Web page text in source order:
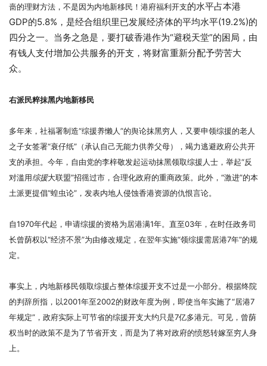
啬的理财方法，不是因为内地新移民！港府福利开支的水平占本港
GDP的5.8%，是经合组织里已发展经济体的平均水平(19.2%)的
四分之一。当务之急是，要打破香港作为“避税天堂”的困局，由
有钱人支付增加公共服务的开支，将财富重新分配予劳苦大
众。
右派民粹抹黑内地新移民
多年来，社福署制造“综援养懒人”的舆论抹黑穷人，又要申领综援的老人
之子女签署“衰仔纸”（承认自己无能力供养父母），竭力逃避政府公共开
支的承担。今年，自由党的李梓敬发起运动抹黑领取综援人士，举起“反
对滥用综援大联盟”招徭过市，合理化政府的重商政策。此外，“激进”的本
土派更提倡“蝗虫论”，发表内地人侵蚀香港资源的仇恨言论。
自1970年代起，申请综援的资格为居港满1年。直至03年，在时任政务司
长曾荫权以“经济不景”为由修改规定，在翌年实施“领综援需居港7年”的规
定。
事实上，内地新移民领取综援占整体综援开支不过是一小部分。根据终院
的判辞所指，以2001年至2002的财政年度为例，即使当年实施了“居港7
年规定”，政府实际上可节省的综援开支大约只是7亿多港元。可见，曾荫
权当时的政策不是为了节省开支，而是为了将对政府的愤怒转嫁至穷人身
上。